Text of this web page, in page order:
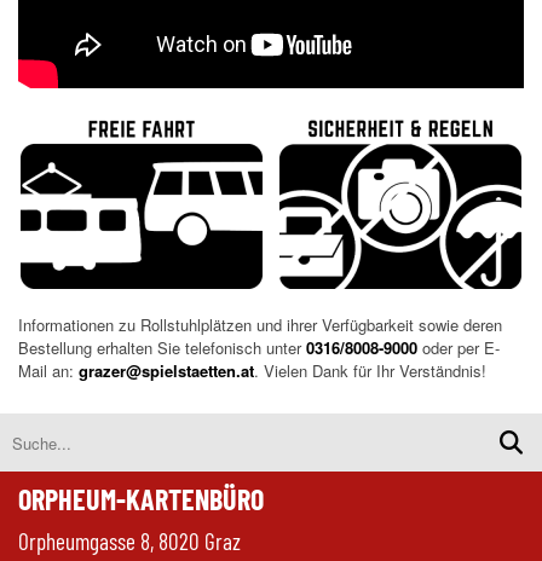
Informationen zu Rollstuhlplätzen und ihrer Verfügbarkeit sowie deren
Bestellung erhalten Sie telefonisch unter0316/8008-9000 oder per E-
Mail an: grazer@spielstaetten.at. Vielen Dank für Ihr Verständnis!
ORPHEUM-KARTENBÜRO
Orpheumgasse 8, 8020 Graz